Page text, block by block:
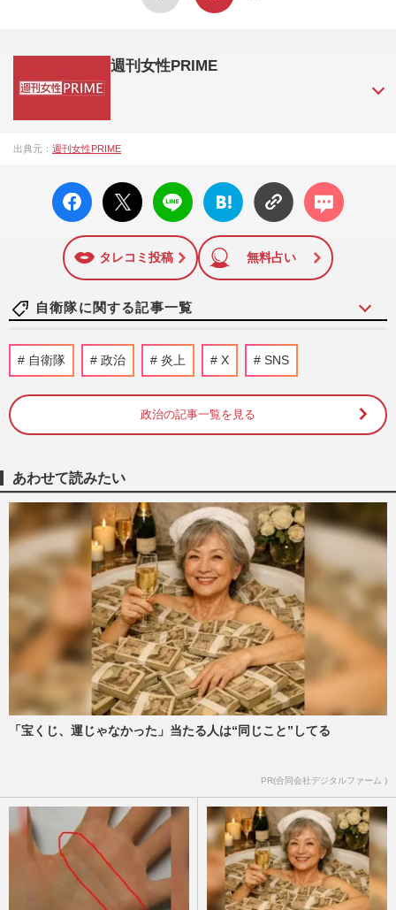
週刊女性PRIME
成27年）1月に開設された主婦と生活社が運営する日本のニュ
陣の執筆記事を配信するほか、女性週刊誌『週刊女性』の誌
面に掲載された記事から、インターネット利用者層にとって
特に関心の高い題材の記事を、WEB向けにリライトして配信
しています！
出典元： 週刊女性PRIME
facebo
ok い
X ポス
ト
LINE
はてな
ブック
に追加
コメン
ト
タレコミ投稿 無料占い
自衛隊に関する記事一覧
《政治家失言ランキング》支持率急落の高
市早苗首相は3位、2位は“泣きマネ”の議
週刊女性2026年8月11日号 2026/8/5
クアイデア」のクーラー300箱…ビックカ
メラが明かした「被災地に自…
週刊女性PRIME
立憲・古賀千景議員の発言は「冒涜」甘す
ぎ処分に有志が抗議文…金メダリスト
の“自慢の父は自衛官”投稿も…
週刊女性PRIME 2026/6/20
立憲・古賀千景議員、自衛隊めぐる“不適
切発言”で処分発表も「身内に甘すぎる」
衝撃の内容に国民憤慨
週刊女性PRIME 2026/6/18
立憲・古賀千景議員の“自衛隊”を巡る発言
に許せない」飛び火した…
週刊女性PRIME 2026/6/16
自衛隊 政治 炎上 X SNS
政治の記事一覧を見る
あわせて読みたい
「宝くじ、運じゃなかった」当たる人は“同じこと”してる
PR(合同会社デジタルファーム )